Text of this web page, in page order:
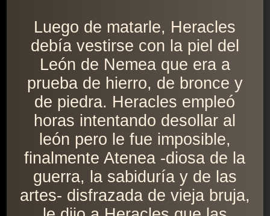
Luego de matarle, Heracles
debía vestirse con la piel del
León de Nemea que era a
prueba de hierro, de bronce y
de piedra. Heracles empleó
horas intentando desollar al
león pero le fue imposible,
finalmente Atenea -diosa de la
guerra, la sabiduría y de las
artes- disfrazada de vieja bruja,